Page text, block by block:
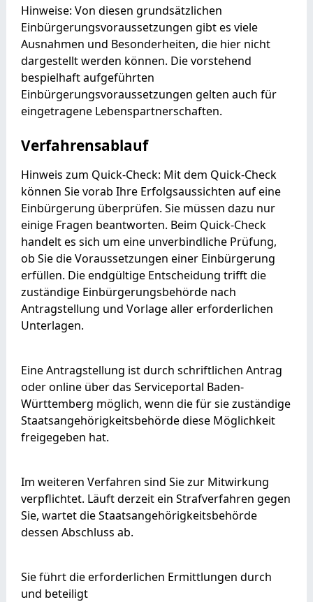
Hinweise: Von diesen grundsätzlichen
Einbürgerungsvoraussetzungen gibt es viele
Ausnahmen und Besonderheiten, die hier nicht
dargestellt werden können. Die vorstehend
bespielhaft aufgeführten
Einbürgerungsvoraussetzungen gelten auch für
eingetragene Lebenspartnerschaften.
Verfahrensablauf
Hinweis zum Quick-Check: Mit dem Quick-Check
können Sie vorab Ihre Erfolgsaussichten auf eine
Einbürgerung überprüfen. Sie müssen dazu nur
einige Fragen beantworten. Beim Quick-Check
handelt es sich um eine unverbindliche Prüfung,
ob Sie die Voraussetzungen einer Einbürgerung
erfüllen. Die endgültige Entscheidung trifft die
zuständige Einbürgerungsbehörde nach
Antragstellung und Vorlage aller erforderlichen
Unterlagen.
Eine Antragstellung istdurch schriftlichen Antrag
oderonline über das Serviceportal Baden-
Württemberg möglich, wenn die für sie zuständige
Staatsangehörigkeitsbehörde diese Möglichkeit
freigegeben hat.
Im weiteren Verfahren sind Sie zur Mitwirkung
verpflichtet. Läuft derzeit ein Strafverfahren gegen
Sie, wartet die Staatsangehörigkeitsbehörde
dessen Abschluss ab.
Sie führt die erforderlichen Ermittlungen durch
und beteiligt